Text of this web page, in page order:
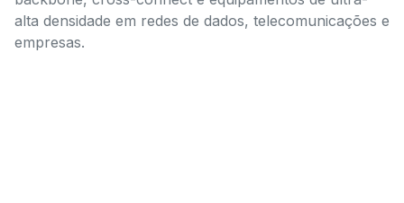
alta densidade em redes de dados, telecomunicações e
empresas.